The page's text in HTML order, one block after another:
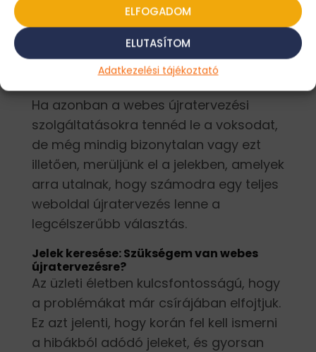
ELFOGADOM
ELUTASÍTOM
Adatkezelési tájékoztató
weboldalad megjelenését, vagy
mobilbaráttá tenni azt, akkor számodra
valószínűleg elég egy weboldal frissítés
Ha azonban a webes újratervezési
szolgáltatásokra tennéd le a voksodat,
de még mindig bizonytalan vagy ezt
illetően, merüljünk el a jelekben, amelyek
arra utalnak, hogy számodra egy teljes
weboldal újratervezés lenne a
legcélszerűbb választás.
Jelek keresése: Szükségem van webes
újratervezésre?
Az üzleti életben kulcsfontosságú, hogy
a problémákat már csírájában elfojtjuk.
Ez azt jelenti, hogy korán fel kell ismerni
a hibákból adódó jeleket, és gyorsan